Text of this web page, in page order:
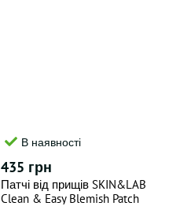
В наявності
435 грн
Патчі від прищів SKIN&LAB
Clean & Easy Blemish Patch